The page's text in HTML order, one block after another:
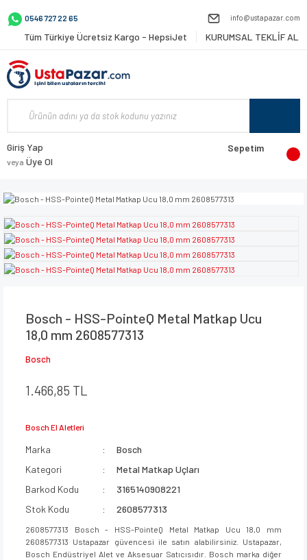
0546 727 22 65 info@ustapazar.com
Tüm Türkiye Ücretsiz Kargo - HepsiJet KURUMSAL TEKLİF AL
Giriş Yap
veya Üye Ol
Sepetim
Bosch - HSS-PointeQ Metal Matkap Ucu
18,0 mm 2608577313
Bosch
1.466,85 TL
Bosch El Aletleri
Marka
Bosch
Kategori
Metal Matkap Uçları
Barkod Kodu
3165140908221
Stok Kodu
2608577313
2608577313 Bosch - HSS-PointeQ Metal Matkap Ucu 18,0 mm
2608577313 Ustapazar güvencesi ile satın alabilirsiniz. Ustapazar,
Bosch Endüstriyel Alet ve Aksesuar Satıcısıdır. Bosch marka diğer